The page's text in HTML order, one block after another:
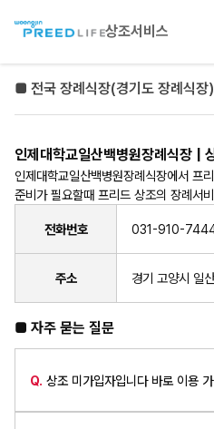
상조서비스
■ 전국 장례식장(경기도 장례식장)
인제대학교일산백병원장례식장
인제대학교일산백병원장례식장에서 프
준비가 필요할때 프리드 상조의 장례서
전화번호 031-910-
주소 경기 고양시 일
■ 자주 묻는 질문
Q. 상조 미가입자입니다 바로 이용